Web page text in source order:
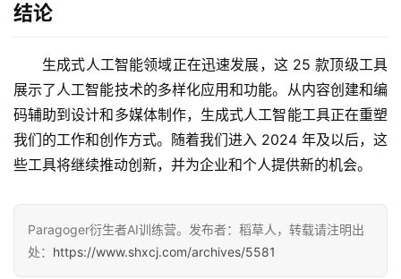
结论
生成式人工智能领域正在迅速发展，这 25 款顶级工具
展示了人工智能技术的多样化应用和功能。从内容创建和编
码辅助到设计和多媒体制作，生成式人工智能工具正在重塑
我们的工作和创作方式。随着我们进入 2024 年及以后，这
些工具将继续推动创新，并为企业和个人提供新的机会。
Paragoger衍生者AI训练营。发布者：稻草人，转载请注明出
处： https://www.shxcj.com/archives/5581